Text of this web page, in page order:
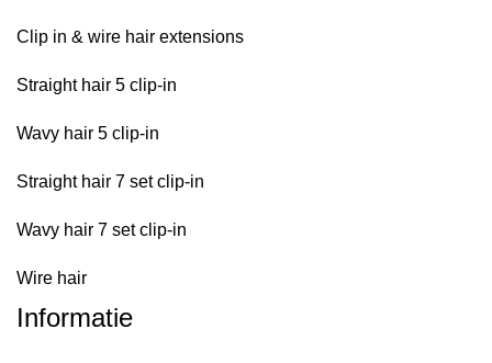
Clip in & wire hair extensions
Straight hair 5 clip-in
Wavy hair 5 clip-in
Straight hair 7 set clip-in
Wavy hair 7 set clip-in
Wire hair
Informatie